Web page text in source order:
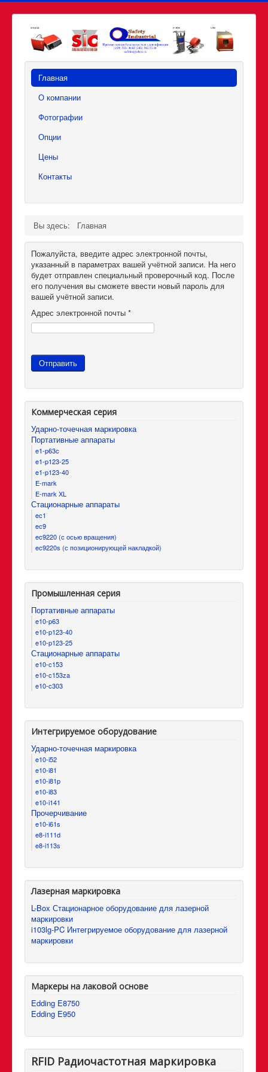
Главная
О компании
Фотографии
Опции
Цены
Контакты
Вы здесь: Главная
Пожалуйста, введите адрес электронной почты,
указанный в параметрах вашей учётной записи. На него
будет отправлен специальный проверочный код. После
его получения вы сможете ввести новый пароль для
вашей учётной записи.
Адрес электронной почты *
Отправить
Коммерческая серия
Ударно-точечная маркировка
Портативные аппараты
e1-p63c
e1-p123-25
e1-p123-40
E-mark
E-mark XL
Стационарные аппараты
ec1
eс9
ec9220 (с осью вращения)
ec9220s (с позиционирующей накладкой)
Промышленная серия
Портативные аппараты
e10-p63
e10-p123-40
e10-p123-25
Стационарные аппараты
e10-c153
e10-c153za
e10-c303
Интегрируемое оборудование
Ударно-точечная маркировка
e10-i52
e10-i81
e10-i81p
e10-i83
e10-i141
Прочерчивание
e10-i61s
e8-i111d
e8-i113s
Лазерная маркировка
L-Box Стационарное оборудование для лазерной
маркировки
i103lg-PC Интегрируемое оборудование для лазерной
маркировки
Маркеры на лаковой основе
Edding E8750
Edding E950
RFID Радиочастотная маркировка